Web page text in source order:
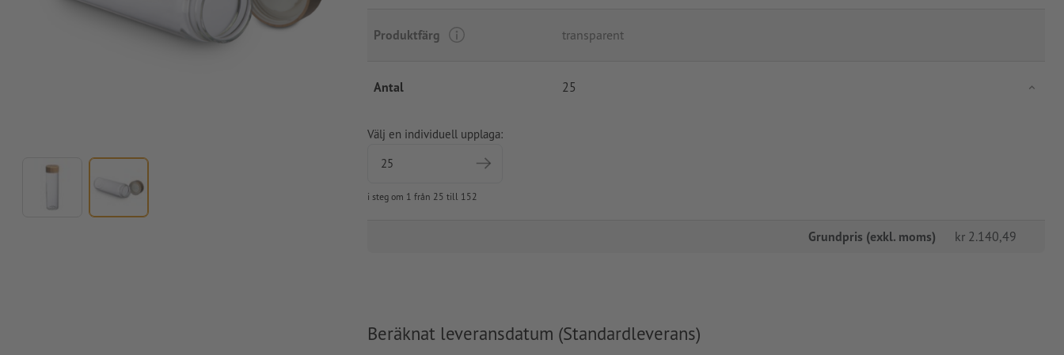
Produktfärg transparent
Antal 25
Välj en individuell upplaga:
i steg om 1 från 25 till 152
Grundpris (exkl. moms) kr 2.140,49
Beräknat leveransdatum (Standardleverans)